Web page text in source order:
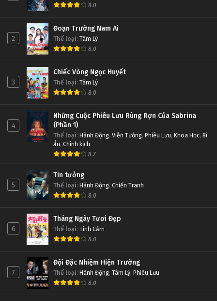
8.0
2
Đoạn Trường Nam Ai
Thể loại: Tâm Lý
8.0
3
Chiếc Vòng Ngọc Huyết
Thể loại: Tâm Lý
8.0
4
Những Cuộc Phiêu Lưu Rùng Rợn Của Sabrina
(Phần 1)
Thể loại: Hành Động, Viễn Tưởng, Phiêu Lưu, Khoa Học, Bí
ẩn, Chính kịch
8.7
5
Tin tưởng
Thể loại: Hành Động, Chiến Tranh
8.0
6
Tháng Ngày Tươi Đẹp
Thể loại: Tình Cảm
8.0
7
Đội Đặc Nhiệm Hiện Trường
Thể loại: Hành Động, Tâm Lý, Phiêu Lưu
8.0